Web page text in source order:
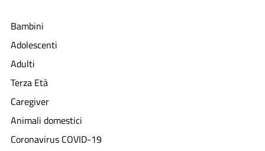
Bambini
Adolescenti
Adulti
Terza Età
Caregiver
Animali domestici
Coronavirus COVID-19